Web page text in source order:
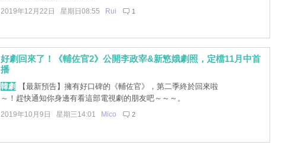
2019年12月22日 星期日08:55 Rui 1
好劇回來了！《輔佐官2》公開李政宰&新慜娥劇照，定檔11月中首
播
韓劇 【最新預告】擁有好口碑的《輔佐官》，第二季終於回來啦
～！趕快通知你身邊有看這部電視劇的朋友吧～～～。
2019年10月9日 星期三14:01 Mico 2